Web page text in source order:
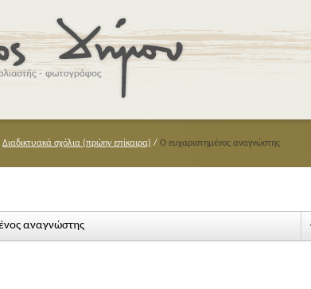
Διαδικτυακά σχόλια (πρώην επίκαιρα) / Ο ευχαριστημένος αναγνώστης
αναγνώστης